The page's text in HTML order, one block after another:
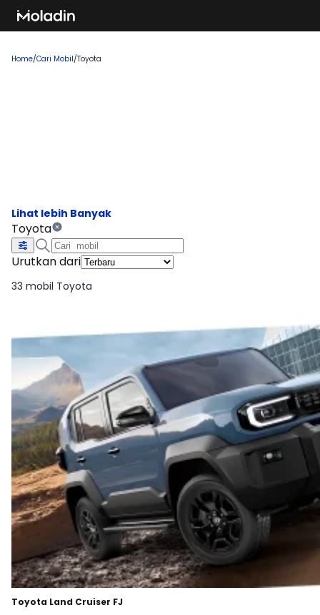
Home/Cari Mobil/Toyota
Toyota
Urutkan dari
33 mobil Toyota
Toyota Land Cruiser FJ